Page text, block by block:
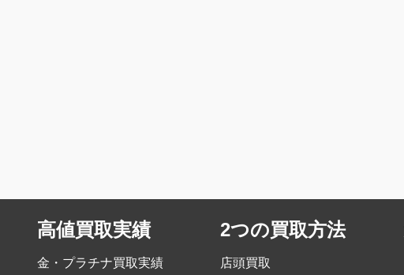
高値買取実績
金・プラチナ買取実績
2つの買取方法
店頭買取